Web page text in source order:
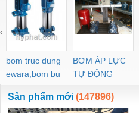
bom truc dung
ewara,bom bu
ewara
BƠM ÁP LỰC
TỰ ĐỘNG
‹
Sản phẩm mới (147896)